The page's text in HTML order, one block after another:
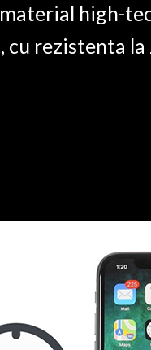
high-
rezistenta la